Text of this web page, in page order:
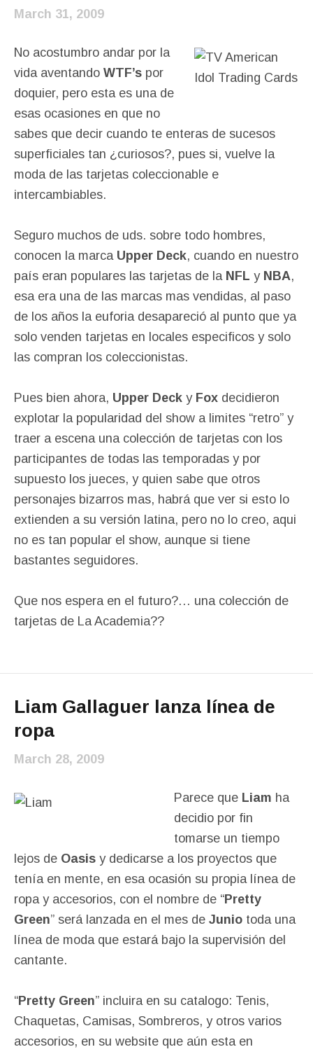
March 31, 2009
No acostumbro andar por la
vida aventando WTF’s por
doquier, pero esta es una de
esas ocasiones en que no
sabes que decir cuando te enteras de sucesos
superficiales tan ¿curiosos?, pues si, vuelve la
moda de las tarjetas coleccionable e
intercambiables.
Seguro muchos de uds. sobre todo hombres,
conocen la marca Upper Deck, cuando en nuestro
país eran populares las tarjetas de la NFL y NBA,
esa era una de las marcas mas vendidas, al paso
de los años la euforia desapareció al punto que ya
solo venden tarjetas en locales especificos y solo
las compran los coleccionistas.
Pues bien ahora, Upper Deck y Fox decidieron
explotar la popularidad del show a limites “retro” y
traer a escena una colección de tarjetas con los
participantes de todas las temporadas y por
supuesto los jueces, y quien sabe que otros
personajes bizarros mas, habrá que ver si esto lo
extienden a su versión latina, pero no lo creo, aqui
no es tan popular el show, aunque si tiene
bastantes seguidores.
Que nos espera en el futuro?… una colección de
tarjetas de La Academia??
Liam Gallaguer lanza línea de
ropa
March 28, 2009
Parece que Liam ha
decidio por fin
tomarse un tiempo
lejos de Oasis y dedicarse a los proyectos que
tenía en mente, en esa ocasión su propia línea de
ropa y accesorios, con el nombre de “Pretty
Green” será lanzada en el mes de Junio toda una
línea de moda que estará bajo la supervisión del
cantante.
“Pretty Green” incluira en su catalogo: Tenis,
Chaquetas, Camisas, Sombreros, y otros varios
accesorios, en su website que aún esta en